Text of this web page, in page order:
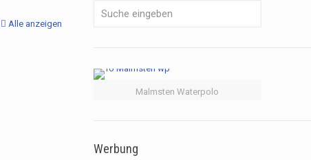
Alle anzeigen
Malmsten Waterpolo
Werbung